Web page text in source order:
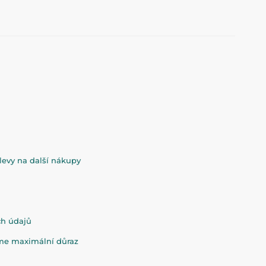
na další nákupy
údajů
maximální důraz